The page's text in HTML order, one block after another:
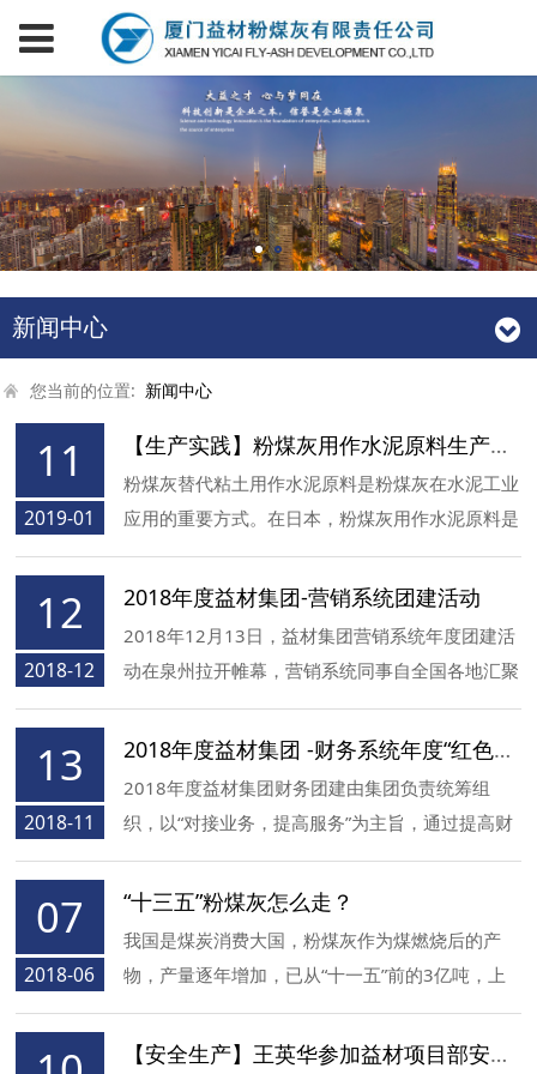
新闻中心
您当前的位置: 新闻中心
11
2019-01
【生产实践】粉煤灰用作水泥原料生产实例
粉煤灰替代粘土用作水泥原料是粉煤灰在水泥工业
应用的重要方式。在日本，粉煤灰用作水泥原料是
粉煤灰最主要的利用途径。根据日本煤炭能源中心
资料，在粉煤灰有效用途中，水泥行业占了约
71%，而其中约96%是替代粘土用作水泥原料。
12
2018-12
2018年度益材集团-营销系统团建活动
2018年12月13日，益材集团营销系统年度团建活
动在泉州拉开帷幕，营销系统同事自全国各地汇聚
而来，共会泉州。
13
2018-11
2018年度益材集团 -财务系统年度“红色团建”活动
2018年度益材集团财务团建由集团负责统筹组
织，以“对接业务，提高服务”为主旨，通过提高财
务人员的专业知识以及相关业务知识，增进人员之
间的相互了解，加强人员对团队和他人的信任感，
更进一步提高团队协作精神，来更加积极地做好服
务、乐观地面对未来工作。
07
2018-06
“十三五”粉煤灰怎么走？
我国是煤炭消费大国，粉煤灰作为煤燃烧后的产
物，产量逐年增加，已从“十一五”前的3亿吨，上
涨到“十一五”末的5亿吨，在近日召开的“2015亚洲
粉煤灰及脱硫石膏处理与技术国际交流大会”上，【安全生产】王英华参加益材项目部安全学习日活动